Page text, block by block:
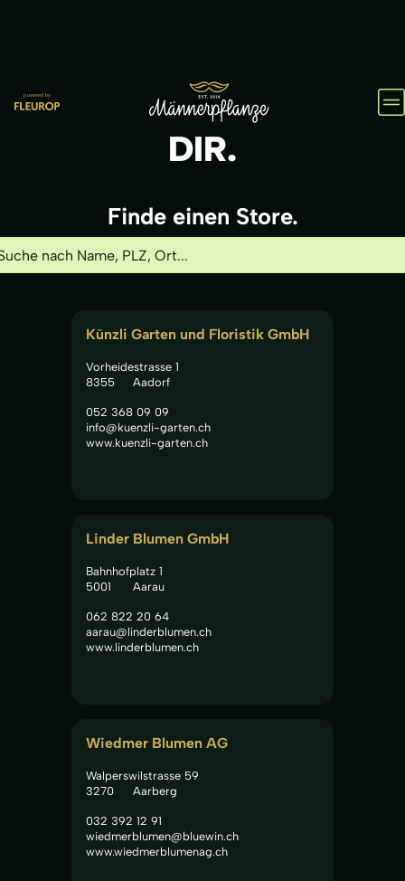
HOL IHN
DIR.
Finde einen Store.
Künzli Garten und Floristik GmbH
Vorheidestrasse 1
8355
Aadorf
052 368 09 09
info@kuenzli-garten.ch
www.kuenzli-garten.ch
Linder Blumen GmbH
Bahnhofplatz 1
5001
Aarau
062 822 20 64
aarau@linderblumen.ch
www.linderblumen.ch
Wiedmer Blumen AG
Walperswilstrasse 59
3270
Aarberg
032 392 12 91
wiedmerblumen@bluewin.ch
www.wiedmerblumenag.ch